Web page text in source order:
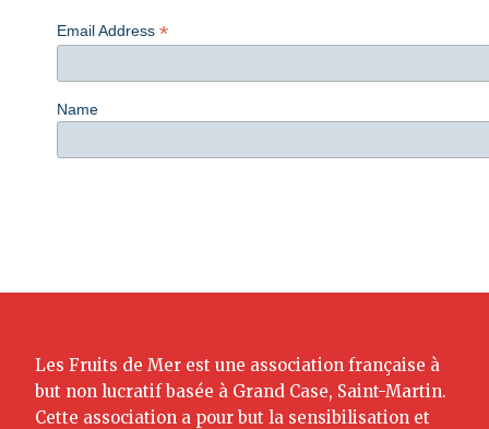
Email Address *
Name
Les Fruits de Mer est une association française à
but non lucratif basée à Grand Case, Saint-Martin.
Cette association a pour but la sensibilisation et